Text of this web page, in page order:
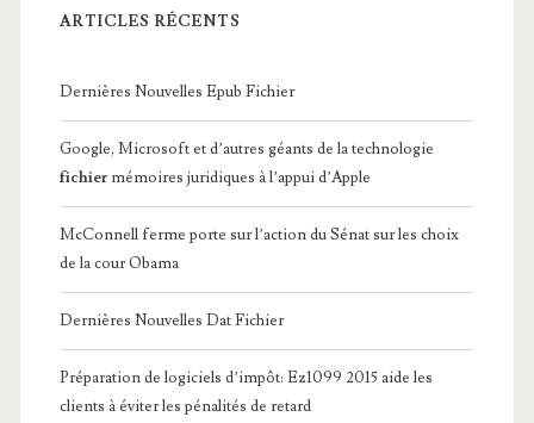
ARTICLES RÉCENTS
Dernières Nouvelles Epub Fichier
Google, Microsoft et d’autres géants de la technologie
fichier mémoires juridiques à l’appui d’Apple
McConnell ferme porte sur l’action du Sénat sur les choix
de la cour Obama
Dernières Nouvelles Dat Fichier
Préparation de logiciels d’impôt: Ez1099 2015 aide les
clients à éviter les pénalités de retard